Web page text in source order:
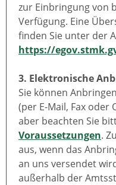
zur Einbringung von
Verfügung. Eine
finden Sie unter der
https://
3. Elektronische
Sie können
(per E-Mail, Fax
aber beachten Sie
Voraussetzungen.
aus, wenn das
an uns versendet
außerhalb der